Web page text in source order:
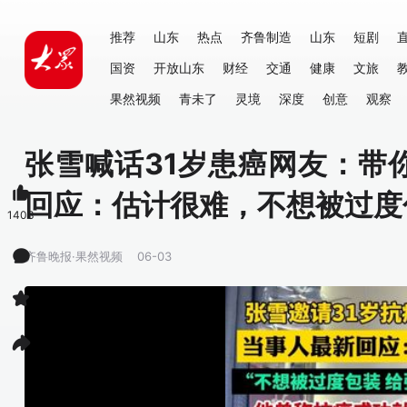
推荐 山东 热点 齐鲁制造 山东 短剧
国资
开放山东 财经 交通 健康 文旅
果然视频
青未了 灵境 深度 创意 观察
张雪喊话31岁患癌网友：带
回应：估计很难，不想被过
齐鲁晚报·果然视频 06-03
1403